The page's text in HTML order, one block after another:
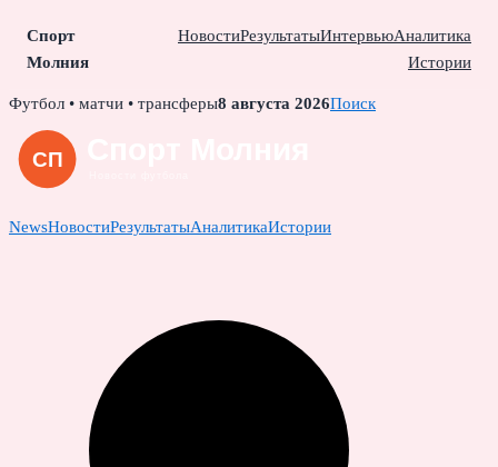
Спорт
Молния
НовостиРезультатыИнтервьюАналитика
Истории
Skip
content
Футбол • матчи • трансферы8 августа 2026Поиск
NewsНовостиРезультатыАналитикаИстории